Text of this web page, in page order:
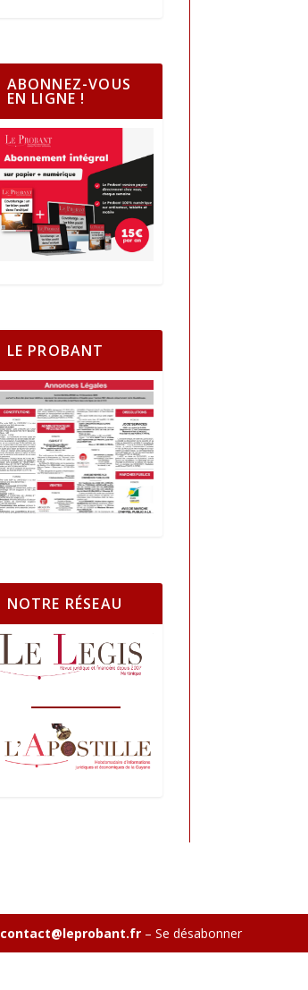
ABONNEZ-VOUS
EN LIGNE !
LE PROBANT
NOTRE RÉSEAU
contact@leprobant.fr– Se désabonner